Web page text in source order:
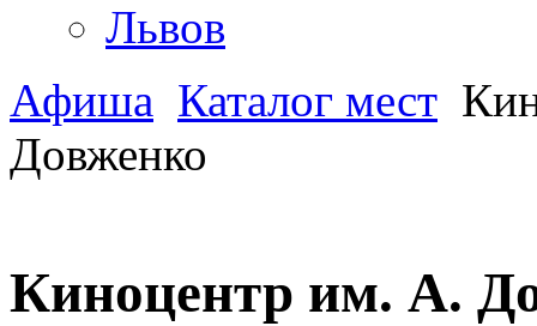
Львов
Афиша Каталог мест
Довженко
Киноцентр им. А.